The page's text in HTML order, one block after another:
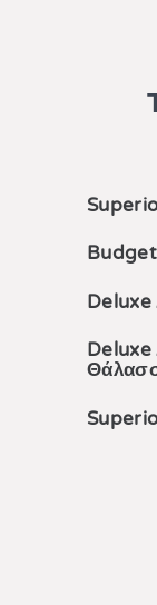
Budget
Deluxe
Deluxe